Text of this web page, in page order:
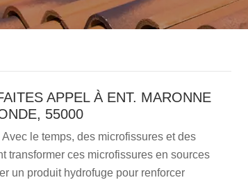
APPEL À ENT. MARONNE
55000
le temps, des microfissures et des
transformer ces microfissures en sources
un produit hydrofuge pour renforcer